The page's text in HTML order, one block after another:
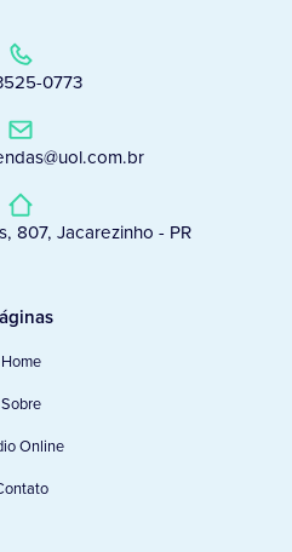
0773
807, Jacarezinho - PR
Home
Sobre
Online